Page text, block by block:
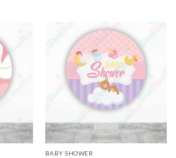
BABY SHOWER